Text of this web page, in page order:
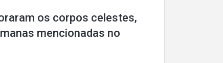
os corpos celestes,
mencionadas no